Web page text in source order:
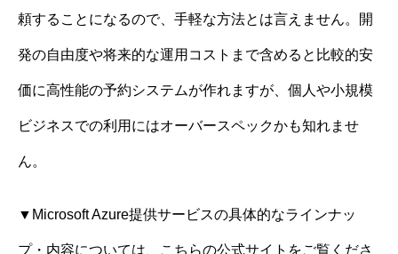
頼することになるので、手軽な方法とは言えません。開
発の自由度や将来的な運用コストまで含めると比較的安
価に高性能の予約システムが作れますが、個人や小規模
ビジネスでの利用にはオーバースペックかも知れませ
ん。
▼Microsoft Azure提供サービスの具体的なラインナッ
プ・内容については、こちらの公式サイトをご覧くださ